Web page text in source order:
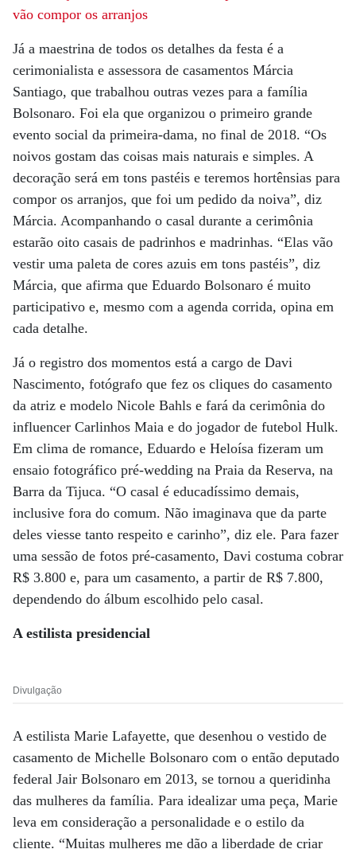
vão compor os arranjos
Já a maestrina de todos os detalhes da festa é a
cerimonialista e assessora de casamentos Márcia
Santiago, que trabalhou outras vezes para a família
Bolsonaro. Foi ela que organizou o primeiro grande
evento social da primeira-dama, no final de 2018. “Os
noivos gostam das coisas mais naturais e simples. A
decoração será em tons pastéis e teremos hortênsias para
compor os arranjos, que foi um pedido da noiva”, diz
Márcia. Acompanhando o casal durante a cerimônia
estarão oito casais de padrinhos e madrinhas. “Elas vão
vestir uma paleta de cores azuis em tons pastéis”, diz
Márcia, que afirma que Eduardo Bolsonaro é muito
participativo e, mesmo com a agenda corrida, opina em
cada detalhe.
Já o registro dos momentos está a cargo de Davi
Nascimento, fotógrafo que fez os cliques do casamento
da atriz e modelo Nicole Bahls e fará da cerimônia do
influencer Carlinhos Maia e do jogador de futebol Hulk.
Em clima de romance, Eduardo e Heloísa fizeram um
ensaio fotográfico pré-wedding na Praia da Reserva, na
Barra da Tijuca. “O casal é educadíssimo demais,
inclusive fora do comum. Não imaginava que da parte
deles viesse tanto respeito e carinho”, diz ele. Para fazer
uma sessão de fotos pré-casamento, Davi costuma cobrar
R$ 3.800 e, para um casamento, a partir de R$ 7.800,
dependendo do álbum escolhido pelo casal.
A estilista presidencial
Divulgação
A estilista Marie Lafayette, que desenhou o vestido de
casamento de Michelle Bolsonaro com o então deputado
federal Jair Bolsonaro em 2013, se tornou a queridinha
das mulheres da família. Para idealizar uma peça, Marie
leva em consideração a personalidade e o estilo da
cliente. “Muitas mulheres me dão a liberdade de criar